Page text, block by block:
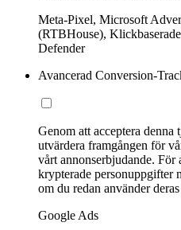
Meta-Pixel, Microsoft
(RTBHouse),
Defender
Avancerad Conversion-
Genom att acceptera denna
utvärdera framgången för
vårt annonserbjudande.
krypterade personuppgifter
om du redan använder
Google Ads